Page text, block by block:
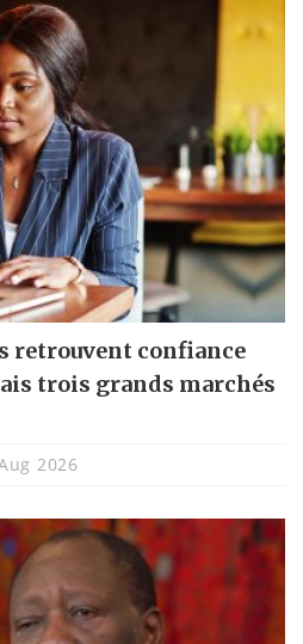
retrouvent confiance
trois grands marchés
2026